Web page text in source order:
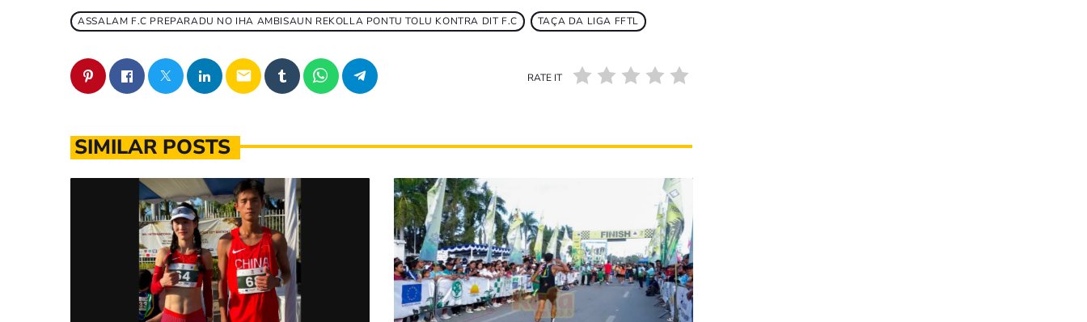
ASSALAM F.C PREPARADU NO IHA AMBISAUN REKOLLA PONTU TOLU KONTRA DIT F.C TAÇA DA LIGA FFTL
email RATE IT
SIMILAR POSTS